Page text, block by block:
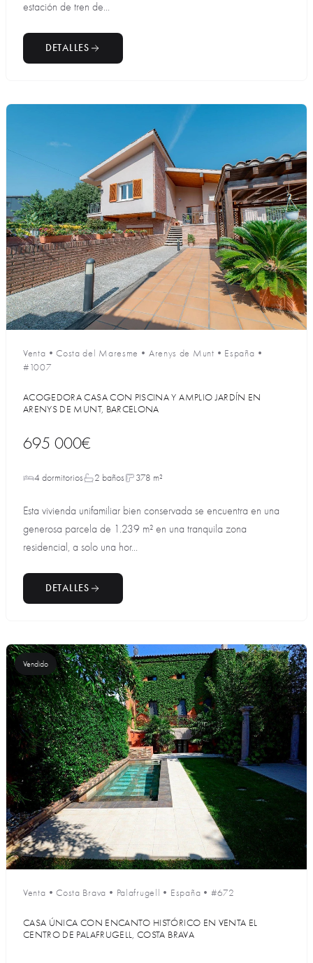
estación de tren de...
DETALLES
Venta •Costa del Maresme • Arenys de Munt • España •
#1007
ACOGEDORA CASA CON PISCINA Y AMPLIO JARDÍN EN
ARENYS DE MUNT, BARCELONA
695 000€
4 dormitorios 2 baños 378 m²
Esta vivienda unifamiliar bien conservada se encuentra en una
generosa parcela de 1.239 m² en una tranquila zona
residencial, a solo una hor...
DETALLES
Vendido
Venta •Costa Brava • Palafrugell • España • #672
CASA ÚNICA CON ENCANTO HISTÓRICO EN VENTA EL
CENTRO DE PALAFRUGELL, COSTA BRAVA